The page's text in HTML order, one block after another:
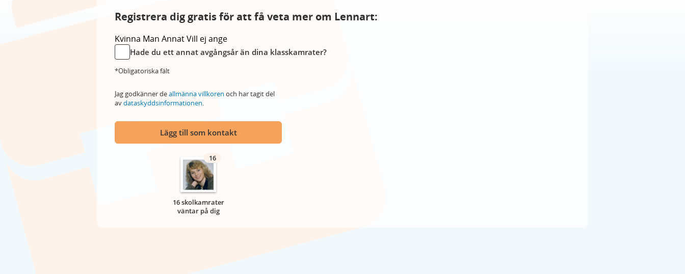
Registrera dig gratis för att få veta mer om Lennart:
Kvinna Man AnnatVill ej ange
Hade du ett annat avgångsår än dina klasskamrater?
*Obligatoriska fält
Jag godkänner deallmänna villkoren och har tagit del
avdataskyddsinformationen.
Lägg till som kontakt
16
16 skolkamrater
väntar på dig